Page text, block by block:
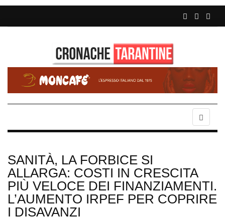
SANITÀ, LA FORBICE SI
ALLARGA: COSTI IN CRESCITA
PIÙ VELOCE DEI FINANZIAMENTI.
L’AUMENTO IRPEF PER COPRIRE
I DISAVANZI